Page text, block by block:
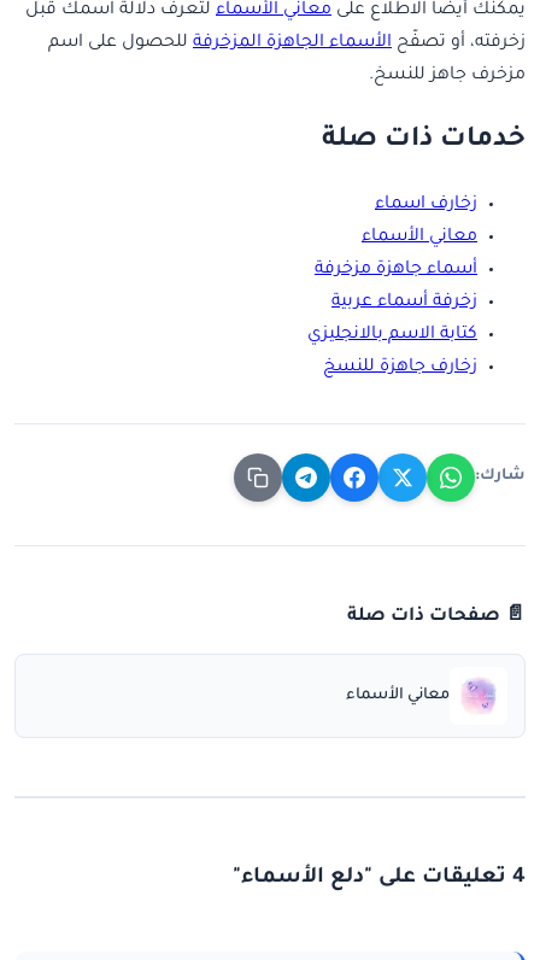
يمكنك أيضاً الاطلاع على معاني الأسماء لتعرف دلالة اسمك قبل
زخرفته، أو تصفّح الأسماء الجاهزة المزخرفة للحصول على اسم
مزخرف جاهز للنسخ.
خدمات ذات صلة
زخارف اسماء
معاني الأسماء
أسماء جاهزة مزخرفة
زخرفة أسماء عربية
كتابة الاسم بالانجليزي
زخارف جاهزة للنسخ
شارك:
📄 صفحات ذات صلة
معاني الأسماء
4 تعليقات على "دلع الأسماء"